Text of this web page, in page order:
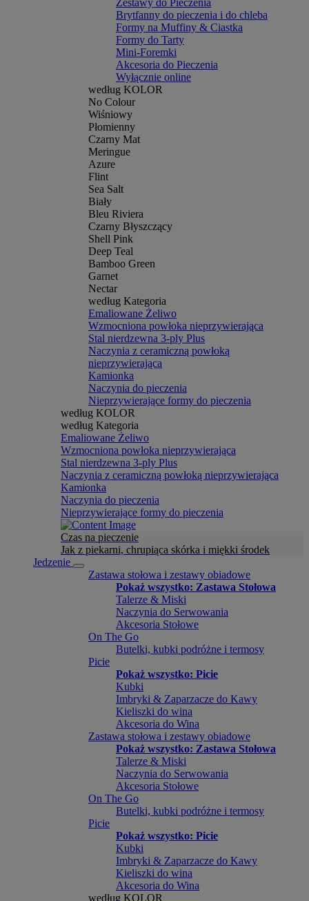
Zestawy do Pieczenia
Brytfanny do pieczenia i do chleba
Formy na Muffiny & Ciastka
Formy do Tarty
Mini-Foremki
Akcesoria do Pieczenia
Wyłącznie online
według KOLOR
No Colour
Wiśniowy
Płomienny
Czarny Mat
Meringue
Azure
Flint
Sea Salt
Biały
Bleu Riviera
Czarny Błyszczący
Shell Pink
Deep Teal
Bamboo Green
Garnet
Nectar
według Kategoria
Emaliowane Żeliwo
Wzmocniona powłoka nieprzywierająca
Stal nierdzewna 3-ply Plus
Naczynia z ceramiczną powłoką
nieprzywierająca
Kamionka
Naczynia do pieczenia
Nieprzywierające formy do pieczenia
według KOLOR
według Kategoria
Emaliowane Żeliwo
Wzmocniona powłoka nieprzywierająca
Stal nierdzewna 3-ply Plus
Naczynia z ceramiczną powłoką nieprzywierająca
Kamionka
Naczynia do pieczenia
Nieprzywierające formy do pieczenia
Czas na pieczenie
Jak z piekarni, chrupiąca skórka i miękki środek
Jedzenie
Zastawa stołowa i zestawy obiadowe
Pokaż wszystko: Zastawa Stołowa
Talerze & Miski
Naczynia do Serwowania
Akcesoria Stołowe
On The Go
Butelki, kubki podróżne i termosy
Picie
Pokaż wszystko: Picie
Kubki
Imbryki & Zaparzacze do Kawy
Kieliszki do wina
Akcesoria do Wina
Zastawa stołowa i zestawy obiadowe
Pokaż wszystko: Zastawa Stołowa
Talerze & Miski
Naczynia do Serwowania
Akcesoria Stołowe
On The Go
Butelki, kubki podróżne i termosy
Picie
Pokaż wszystko: Picie
Kubki
Imbryki & Zaparzacze do Kawy
Kieliszki do wina
Akcesoria do Wina
według KOLOR